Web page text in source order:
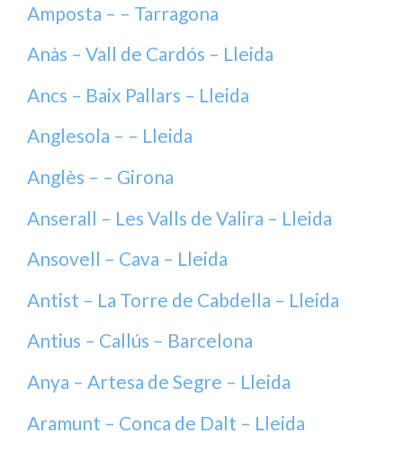
Amposta – – Tarragona
Anàs – Vall de Cardós – Lleida
Ancs – Baix Pallars – Lleida
Anglesola – – Lleida
Anglès – – Girona
Anserall – Les Valls de Valira – Lleida
Ansovell – Cava – Lleida
Antist – La Torre de Cabdella – Lleida
Antius – Callús – Barcelona
Anya – Artesa de Segre – Lleida
Aramunt – Conca de Dalt – Lleida